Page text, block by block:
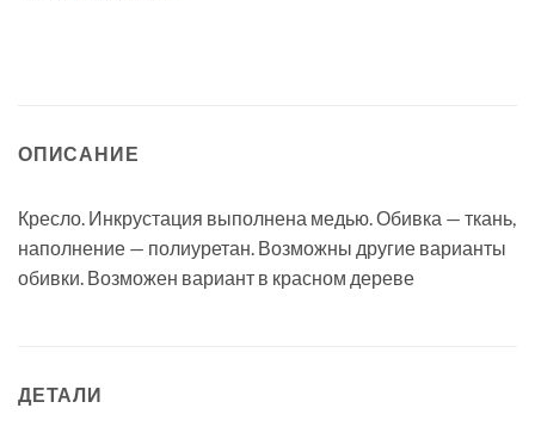
ОПИСАНИЕ
Кресло. Инкрустация выполнена медью. Обивка — ткань,
наполнение — полиуретан. Возможны другие варианты
обивки. Возможен вариант в красном дереве
ДЕТАЛИ